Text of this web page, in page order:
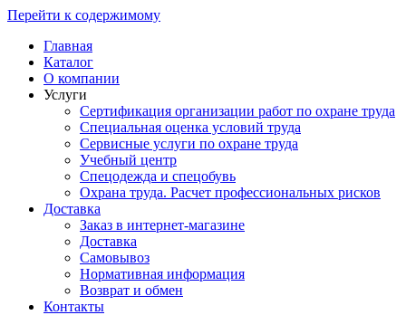
Перейти к содержимому
Главная
Каталог
О компании
Услуги
Сертификация организации работ по охране труда
Специальная оценка условий труда
Сервисные услуги по охране труда
Учебный центр
Спецодежда и спецобувь
Охрана труда. Расчет профессиональных рисков
Доставка
Заказ в интернет-магазине
Доставка
Самовывоз
Нормативная информация
Возврат и обмен
Контакты